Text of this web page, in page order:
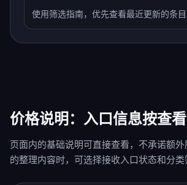
使用筛选指南，优先查看最近更新的条目
价格说明：入口信息按查
页面内的基础说明可直接查看，不承诺额
的整理内容时，可选择接收入口状态和分类